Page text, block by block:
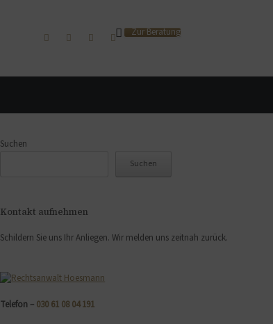
Zur Beratung
Suchen
Suchen
Kontakt aufnehmen
Schildern Sie uns Ihr Anliegen. Wir melden uns zeitnah zurück.
Telefon – 030 61 08 04 191